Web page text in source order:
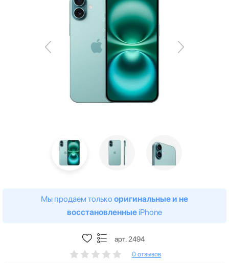
Мы продаем только оригинальные и не
восстановленные iPhone
арт. 2494
0 отзывов